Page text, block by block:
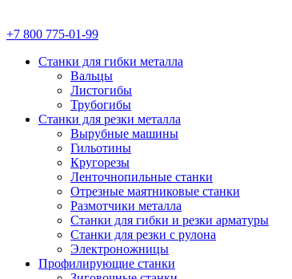
+7 800 775-01-99
Станки для гибки металла
Вальцы
Листогибы
Трубогибы
Станки для резки металла
Вырубные машины
Гильотины
Кругорезы
Ленточнопильные станки
Отрезные маятниковые станки
Размотчики металла
Станки для гибки и резки арматуры
Станки для резки с рулона
Электроножницы
Профилирующие станки